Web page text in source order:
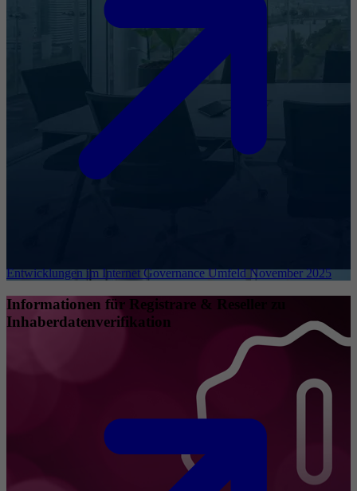
Entwicklungen im Internet Governance Umfeld November 2025
Informationen für Registrare & Reseller zu
Inhaberdatenverifikation